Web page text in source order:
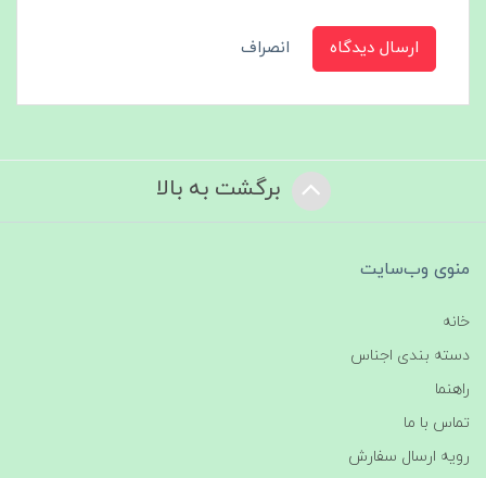
ارسال دیدگاه انصراف
برگشت به بالا
منوی وب‌سایت
خانه
دسته بندی اجناس
راهنما
تماس با ما
رویه ارسال سفارش